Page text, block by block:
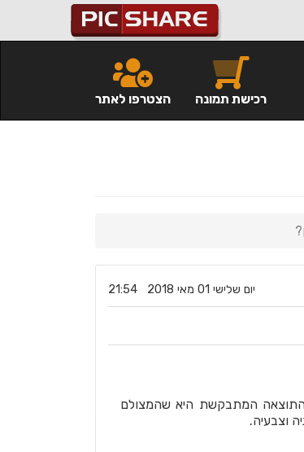
הצטרפו לאתר רכישת תמונה
‏יום שלישי ‏01 ‏מאי ‏2018 21:54
המתבקשת היא שהמצולם
וצבעיה.